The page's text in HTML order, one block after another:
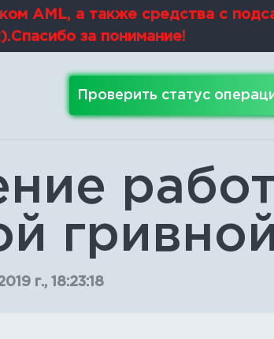
AML, а также средства с
за понимание!
Проверить статус
г., 18:23:18